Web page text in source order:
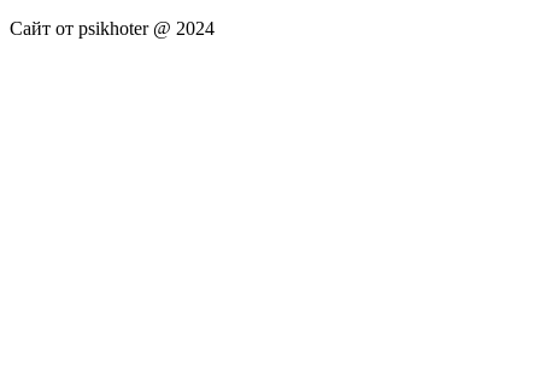
Сайт от psikhoter @ 2024